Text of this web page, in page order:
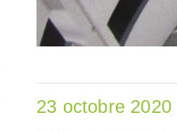
23 octobre 2020